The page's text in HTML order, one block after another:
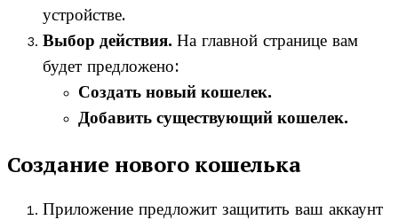
устройстве.
Выбор действия. На главной странице вам
будет предложено:
Создать новый кошелек.
Добавить существующий кошелек.
Создание нового кошелька
Приложение предложит защитить ваш аккаунт